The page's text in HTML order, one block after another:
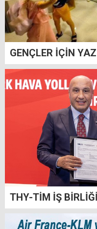
GENÇLER İÇİN
THY-TİM İŞ